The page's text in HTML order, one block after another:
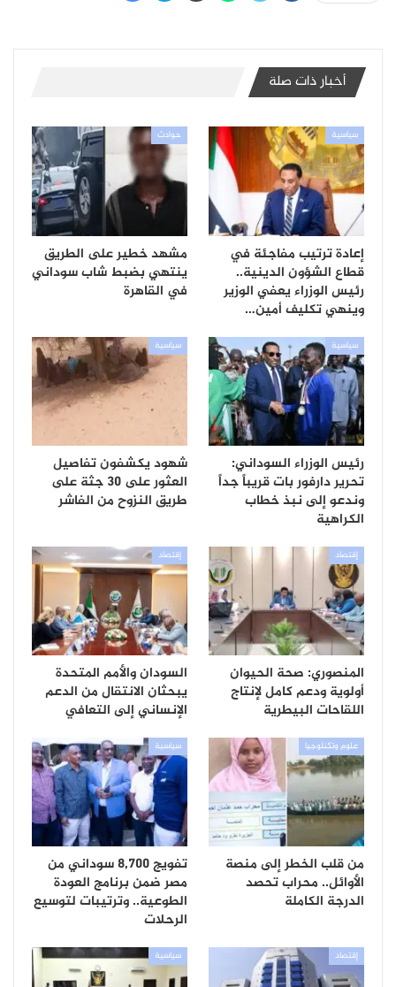
أخبار ذات صلة
سياسية
إعادة ترتيب مفاجئة في
قطاع الشؤون الدينية..
رئيس الوزراء يعفي الوزير
وينهي تكليف أمين…
حوادث
مشهد خطير على الطريق
ينتهي بضبط شاب سوداني
في القاهرة
سياسية
رئيس الوزراء السوداني:
تحرير دارفور بات قريباً جداً
وندعو إلى نبذ خطاب
الكراهية
سياسية
شهود يكشفون تفاصيل
العثور على 30 جثة على
طريق النزوح من الفاشر
إقتصاد
المنصوري: صحة الحيوان
أولوية ودعم كامل لإنتاج
اللقاحات البيطرية
إقتصاد
السودان والأمم المتحدة
يبحثان الانتقال من الدعم
الإنساني إلى التعافي
علوم وتكنلوجيا
من قلب الخطر إلى منصة
الأوائل.. محراب تحصد
الدرجة الكاملة
سياسية
تفويج 8,700 سوداني من
مصر ضمن برنامج العودة
الطوعية.. وترتيبات لتوسيع
الرحلات
إقتصاد سياسية